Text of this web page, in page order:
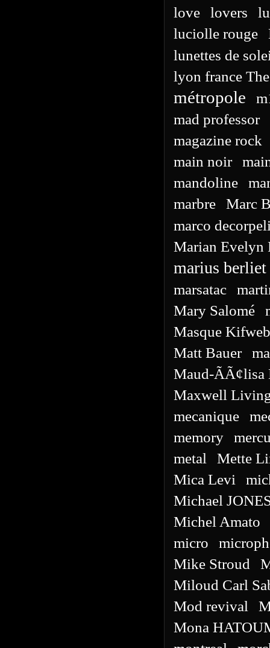
love
lovers
luciolle rouge
lunettes de
lyon france
métropole
mad professor
magazine rock
main noir
mandoline
marbre
Marc
marco
Marian Evelyn
marius berliet
marsatac
Mary Salomé
Masque
Matt Bauer
Maud-ÃÃ¢lisa
Maxwell
mecanique
memory
metal
Mette
Mica Levi
Michael
Michel Amato
micro
Mike Stroud
Miloud Carl
Mod revival
Mona